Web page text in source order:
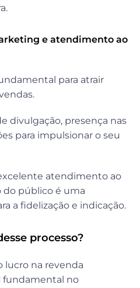
e atendimento ao
para atrair
divulgação, presença nas
para impulsionar o seu
atendimento ao
do público é uma
a fidelização e indicação.
processo?
lucro na revenda
fundamental no